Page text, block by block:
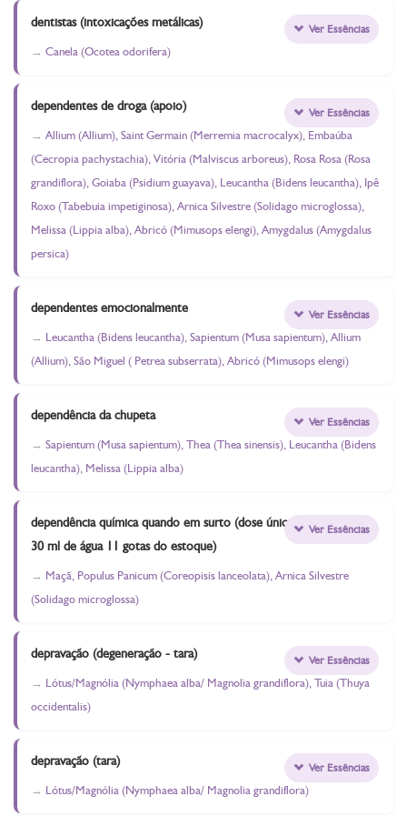
dentistas (intoxicações metálicas)
Canela (Ocotea odorifera)
Ver Essências
dependentes de droga (apoio)
Allium (Allium), Saint Germain (Merremia macrocalyx), Embaúba
(Cecropia pachystachia), Vitória (Malviscus arboreus), Rosa Rosa (Rosa
grandiflora), Goiaba (Psidium guayava), Leucantha (Bidens leucantha), Ipê
Roxo (Tabebuia impetiginosa), Arnica Silvestre (Solidago microglossa),
Melissa (Lippia alba), Abricó (Mimusops elengi), Amygdalus (Amygdalus
persica)
Ver Essências
dependentes emocionalmente
Leucantha (Bidens leucantha), Sapientum (Musa sapientum), Allium
(Allium), São Miguel ( Petrea subserrata), Abricó (Mimusops elengi)
Ver Essências
dependência da chupeta
Sapientum (Musa sapientum), Thea (Thea sinensis), Leucantha (Bidens
leucantha), Melissa (Lippia alba)
Ver Essências
dependência química quando em surto (dose única - em
30 ml de água 11 gotas do estoque)
Maçã, Populus Panicum (Coreopisis lanceolata), Arnica Silvestre
(Solidago microglossa)
Ver Essências
depravação (degeneração - tara)
Lótus/Magnólia (Nymphaea alba/ Magnolia grandiflora), Tuia (Thuya
occidentalis)
Ver Essências
depravação (tara)
Lótus/Magnólia (Nymphaea alba/ Magnolia grandiflora)
Ver Essências